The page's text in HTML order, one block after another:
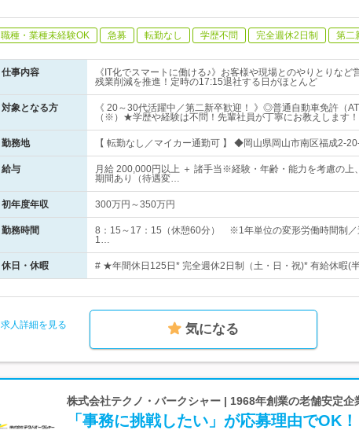
職種・業種未経験OK 急募 転勤なし 学歴不問 完全週休2日制 第二
仕事内容
《IT化でスマートに働ける♪》お客様や現場とのやりとりな
残業削減を推進！定時の17:15退社する日がほとんど
対象となる方
《 20～30代活躍中／第二新卒歓迎！ 》◎普通自動車免許（
（※）★学歴や経験は不問！先輩社員が丁寧にお教えします！
勤務地 【 転勤なし／マイカー通勤可 】 ◆岡山県岡山市南区福成2-
給与
月給 200,000円以上 ＋ 諸手当※経験・年齢・能力を考慮の
期間あり（待遇変…
初年度年収 300万円～350万円
勤務時間
8：15～17：15（休憩60分） ※1年単位の変形労働時間制
1…
休日・休暇 # ★年間休日125日* 完全週休2日制（土・日・祝)* 有給休暇(
求人詳細を見る 気になる
株式会社テクノ・バークシャー | 1968年創業の老舗安定
「事務に挑戦したい」が応募理由でOK